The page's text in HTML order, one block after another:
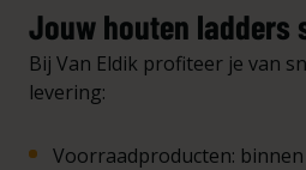
Jouw houten ladders
Bij Van Eldik profiteer je van
levering:
Voorraadproducten: